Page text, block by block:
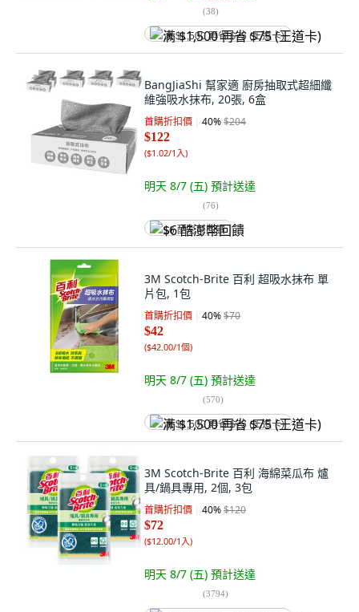
(38)
满 $1,500 再省 $75 (王道卡)
BangJiaShi 幫家適 廚房抽取式超細纖
維強吸水抹布, 20張, 6盒
首購折扣價 40%$204
$122
($1.02/1入)
明天 8/7 (五) 預計送達
(76)
$6 酷澎幣回饋
3M Scotch-Brite 百利 超吸水抹布 單
片包, 1包
首購折扣價 40%$70
$42
($42.00/1個)
明天 8/7 (五) 預計送達
(570)
满 $1,500 再省 $75 (王道卡)
3M Scotch-Brite 百利 海綿菜瓜布 爐
具/鍋具專用, 2個, 3包
首購折扣價 40%$120
$72
($12.00/1入)
明天 8/7 (五) 預計送達
(3794)